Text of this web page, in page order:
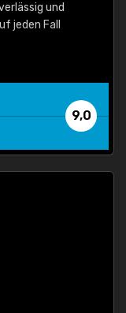
und
jeden Fall
9,0